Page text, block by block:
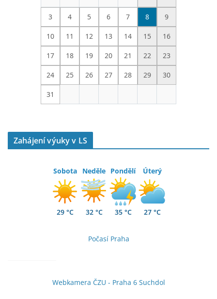
3 4 5 6 7 8 9
10 11 12 13 14 15 16
17 18 19 20 21 22 23
24 25 26 27 28 29 30
31
Zahájení výuky v LS
Sobota
29 °C
Neděle
32 °C
Pondělí
35 °C
Úterý
27 °C
Počasí Praha
Webkamera ČZU - Praha 6 Suchdol